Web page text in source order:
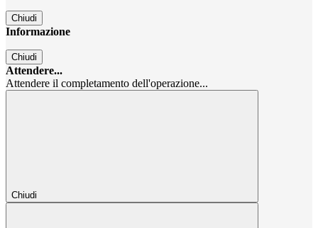
Chiudi
Informazione
Chiudi
Attendere...
Attendere il completamento dell'operazione...
Chiudi